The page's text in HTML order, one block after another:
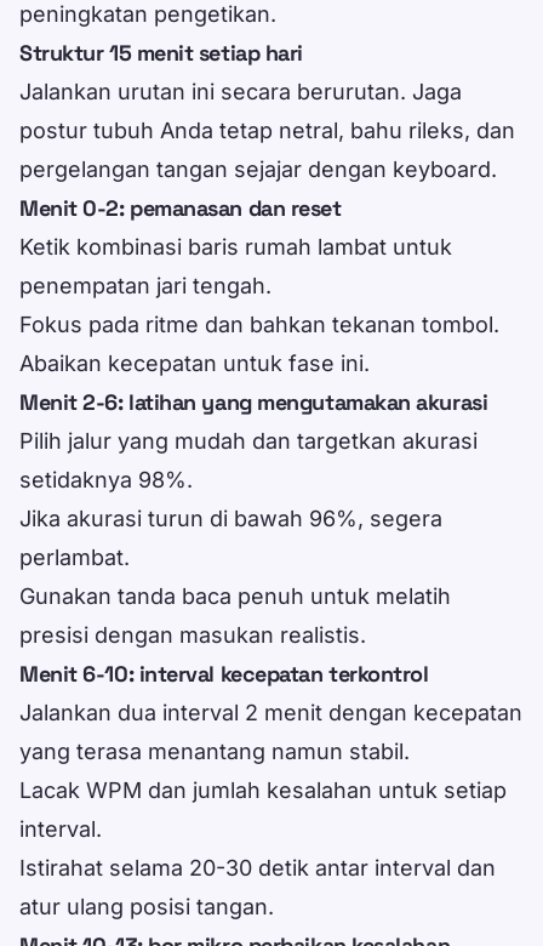
peningkatan pengetikan.
Struktur 15 menit setiap hari
Jalankan urutan ini secara berurutan. Jaga
postur tubuh Anda tetap netral, bahu rileks, dan
pergelangan tangan sejajar dengan keyboard.
Menit 0-2: pemanasan dan reset
Ketik kombinasi baris rumah lambat untuk
penempatan jari tengah.
Fokus pada ritme dan bahkan tekanan tombol.
Abaikan kecepatan untuk fase ini.
Menit 2-6: latihan yang mengutamakan akurasi
Pilih jalur yang mudah dan targetkan akurasi
setidaknya 98%.
Jika akurasi turun di bawah 96%, segera
perlambat.
Gunakan tanda baca penuh untuk melatih
presisi dengan masukan realistis.
Menit 6-10: interval kecepatan terkontrol
Jalankan dua interval 2 menit dengan kecepatan
yang terasa menantang namun stabil.
Lacak WPM dan jumlah kesalahan untuk setiap
interval.
Istirahat selama 20-30 detik antar interval dan
atur ulang posisi tangan.